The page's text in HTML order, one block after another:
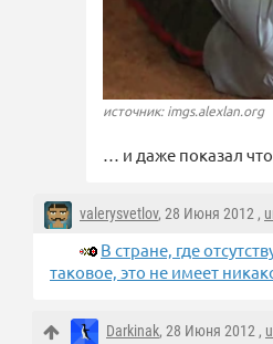
источник: imgs.alexlan.org
… и даже показал
valerysvetlov, 28 Июня 2012 ,
В стране, где
таковое, это не имеет
Darkinak, 28 Июня 2012 ,